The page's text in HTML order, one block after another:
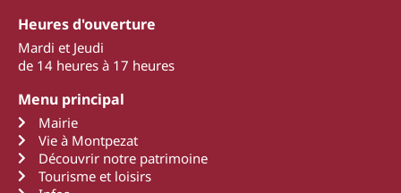
Heures d'ouverture
Mardi et Jeudi
de 14 heures à 17 heures
Menu principal
Mairie
Vie à Montpezat
Découvrir notre patrimoine
Tourisme et loisirs